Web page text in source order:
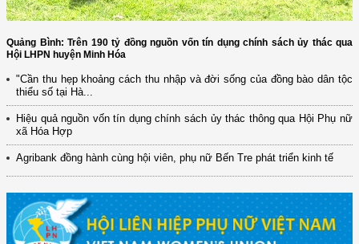
Quảng Bình: Trên 190 tỷ đồng nguồn vốn tín dụng chính sách ủy thác qua
Hội LHPN huyện Minh Hóa
"Cần thu hẹp khoảng cách thu nhập và đời sống của đồng bào dân tộc
thiểu số tại Hà...
Hiệu quả nguồn vốn tín dụng chính sách ủy thác thông qua Hội Phụ nữ
xã Hóa Hợp
Agribank đồng hành cùng hội viên, phụ nữ Bến Tre phát triển kinh tế